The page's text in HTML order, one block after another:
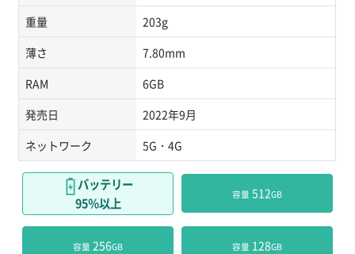
重量
203g
薄さ
7.80mm
RAM
6GB
発売日
2022年9月
ネットワーク
5G・4G
バッテリー
95％以上
容量 512GB
容量 256GB 容量 128GB